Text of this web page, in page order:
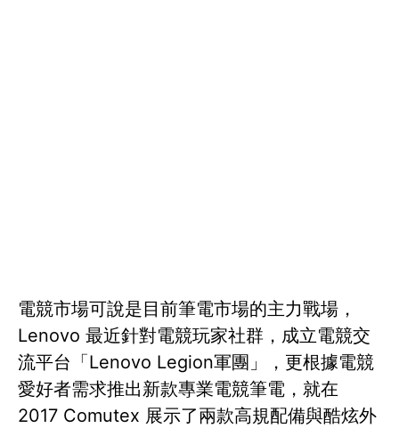
電競市場可說是目前筆電市場的主力戰場，
Lenovo 最近針對電競玩家社群，成立電競交
流平台「Lenovo Legion軍團」，更根據電競
愛好者需求推出新款專業電競筆電，就在
2017 Comutex 展示了兩款高規配備與酷炫外